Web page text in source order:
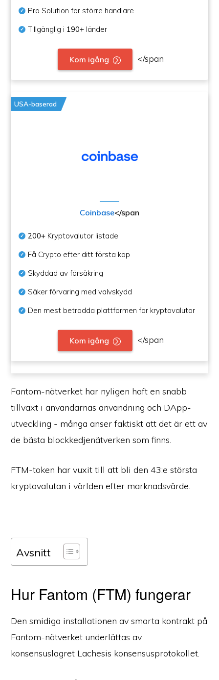
Pro Solution för större handlare
Tillgänglig i 190+ länder
Kom igång </span
USA-baserad
Coinbase</span
200+ Kryptovalutor listade
Få Crypto efter ditt första köp
Skyddad av försäkring
Säker förvaring med valvskydd
Den mest betrodda plattformen för kryptovalutor
Kom igång </span
Fantom-nätverket har nyligen haft en snabb
tillväxt i användarnas användning och DApp-
utveckling - många anser faktiskt att det är ett av
de bästa blockkedjenätverken som finns.
FTM-token har vuxit till att bli den 43:e största
kryptovalutan i världen efter marknadsvärde.
Avsnitt
Hur Fantom (FTM) fungerar
Den smidiga installationen av smarta kontrakt på
Fantom-nätverket underlättas av
konsensuslagret Lachesis konsensusprotokollet.